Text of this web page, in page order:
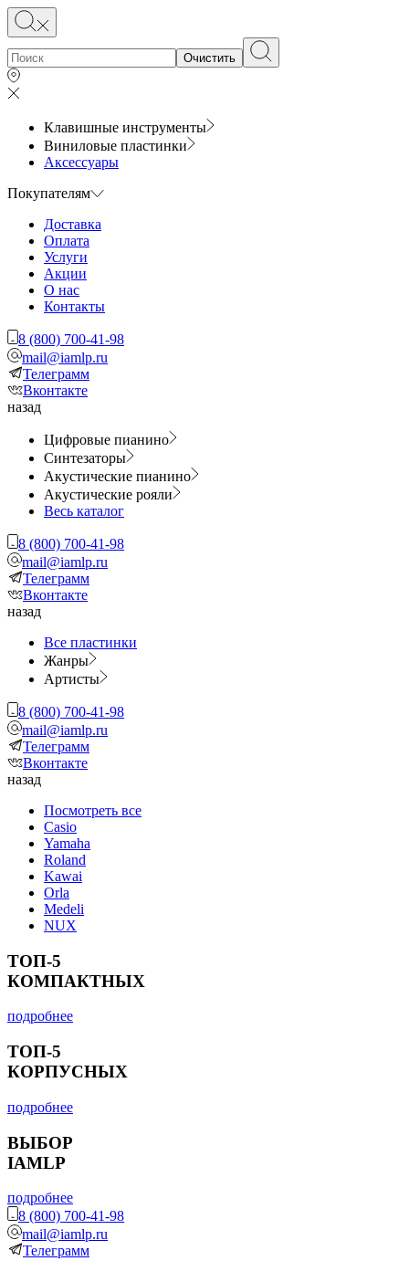
Очистить
Клавишные инструменты
Виниловые пластинки
Аксессуары
Покупателям
Доставка
Оплата
Услуги
Акции
О нас
Контакты
8 (800) 700-41-98
mail@iamlp.ru
Телеграмм
Вконтакте
назад
Цифровые пианино
Синтезаторы
Акустические пианино
Акустические рояли
Весь каталог
8 (800) 700-41-98
mail@iamlp.ru
Телеграмм
Вконтакте
назад
Все пластинки
Жанры
Артисты
8 (800) 700-41-98
mail@iamlp.ru
Телеграмм
Вконтакте
назад
Посмотреть все
Casio
Yamaha
Roland
Kawai
Orla
Medeli
NUX
ТОП-5
КОМПАКТНЫХ
подробнее
ТОП-5
КОРПУСНЫХ
подробнее
ВЫБОР
IAMLP
подробнее
8 (800) 700-41-98
mail@iamlp.ru
Телеграмм